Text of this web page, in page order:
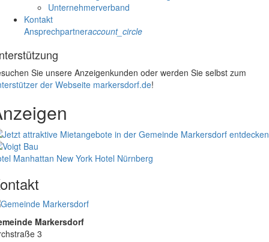
Unternehmerverband
Kontakt
Ansprechpartneraccount_circle
Sie unsere Anzeigenkunden oder werden Sie selbst zum
der Webseite markersdorf.de!
Manhattan New York Hotel Nürnberg
Markersdorf
3